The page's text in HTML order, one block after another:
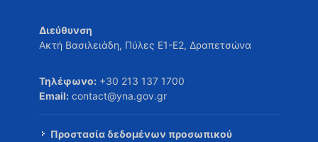
Διεύθυνση
Ακτή Βασιλειάδη, Πύλες Ε1-Ε2, Δραπετσώνα
Τηλέφωνο: +30 213 137 1700
Email: contact@yna.gov.gr
Προστασία δεδομένων προσωπικού